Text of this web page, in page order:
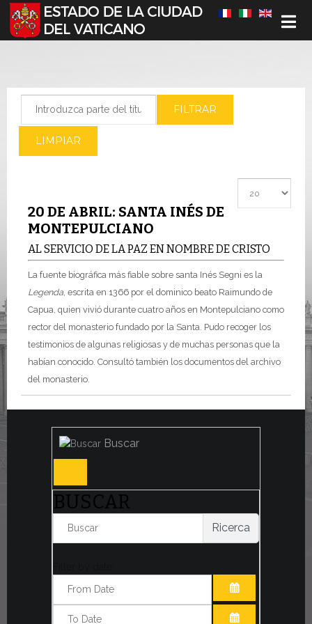
Seleccione su idioma
FILTRAR
LIMPIAR
20 DE ABRIL: SANTA INÉS DE
MONTEPULCIANO
AL SERVICIO DE LA PAZ EN NOMBRE DE CRISTO
La fuente biográfica más fiable sobre santa Inés Segni es la
Legenda , escrita en 1366 por el dominico beato Raimundo de
Capua, quien vivió durante cuatro años en Montepulciano como
rector del monasterio fundado por la Santa. Pudo recoger los
testimonios de algunas religiosas y de muchas personas que la
habían conocido. Consultó también los documentos del archivo
del monasterio.
Buscar
BUSCAR
Ricerca
ABRIR EL